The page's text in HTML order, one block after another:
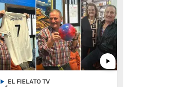
play_arrow
play_arrow EL FIELATO TV